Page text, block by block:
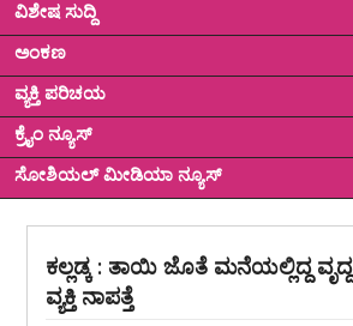
ವಿಶೇಷ ಸುದ್ದಿ
ಅಂಕಣ
ವ್ಯಕ್ತಿ ಪರಿಚಯ
ಕ್ರೈಂ ನ್ಯೂಸ್
ಸೋಶಿಯಲ್ ಮೀಡಿಯಾ ನ್ಯೂಸ್
ಕಲ್ಲಡ್ಕ : ತಾಯಿ ಜೊತೆ ಮನೆಯಲ್ಲಿದ್ದ ವೃದ್ದ
ವ್ಯಕ್ತಿ ನಾಪತ್ತೆ